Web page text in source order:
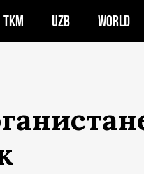
TKM UZB WORLD